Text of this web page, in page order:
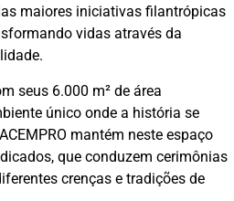
maiores iniciativas filantrópicas
vidas através da
seus 6.000 m² de área
único onde a história se
mantém neste espaço
que conduzem cerimônias
crenças e tradições de